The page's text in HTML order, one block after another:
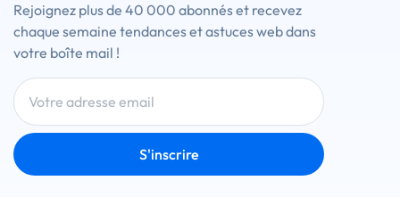
Rejoignez plus de 40 000 abonnés et recevez
chaque semaine tendances et astuces web dans
votre boîte mail !
S'inscrire